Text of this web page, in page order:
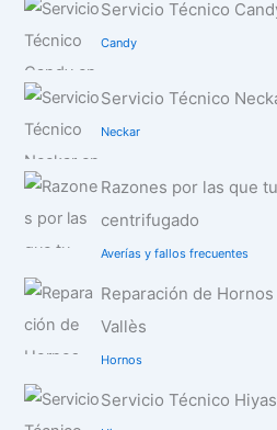
Servicio Técnico
Candy
Servicio Técnico
Neckar
Razones por las que
centrifugado
Averías y fallos frecuentes
Reparación de
Vallès
Hornos
Servicio Técnico